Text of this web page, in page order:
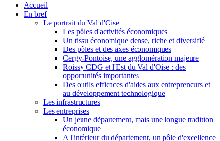
Accueil
En bref
Le portrait du Val d'Oise
Les pôles d'activités économiques
Un tissu économique dense, riche et diversifié
Des pôles et des axes économiques
Cergy-Pontoise, une agglomération majeure
Roissy CDG et l'Est du Val d'Oise : des
opportunités importantes
Des outils efficaces d'aides aux entrepreneurs et
au développement technologique
Les infrastructures
Les entreprises
Un jeune département, mais une longue tradition
économique
A l'intérieur du département, un pôle d'excellence